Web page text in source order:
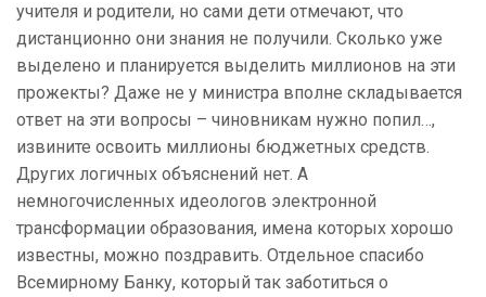
учителя и родители, но сами дети отмечают, что
дистанционно они знания не получили. Сколько уже
выделено и планируется выделить миллионов на эти
прожекты? Даже не у министра вполне складывается
ответ на эти вопросы – чиновникам нужно попил…,
извините освоить миллионы бюджетных средств.
Других логичных объяснений нет. А
немногочисленных идеологов электронной
трансформации образования, имена которых хорошо
известны, можно поздравить. Отдельное спасибо
Всемирному Банку, который так заботиться о